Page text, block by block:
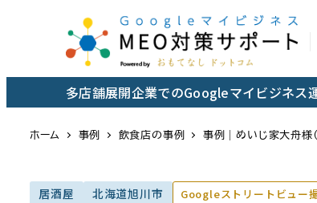
ン
多店舗展開企業でのGoogleマイビジネス
ホーム 事例 飲食店の事例 事例｜めいじ家大舟様
居酒屋 北海道旭川市 Googleストリートビュー